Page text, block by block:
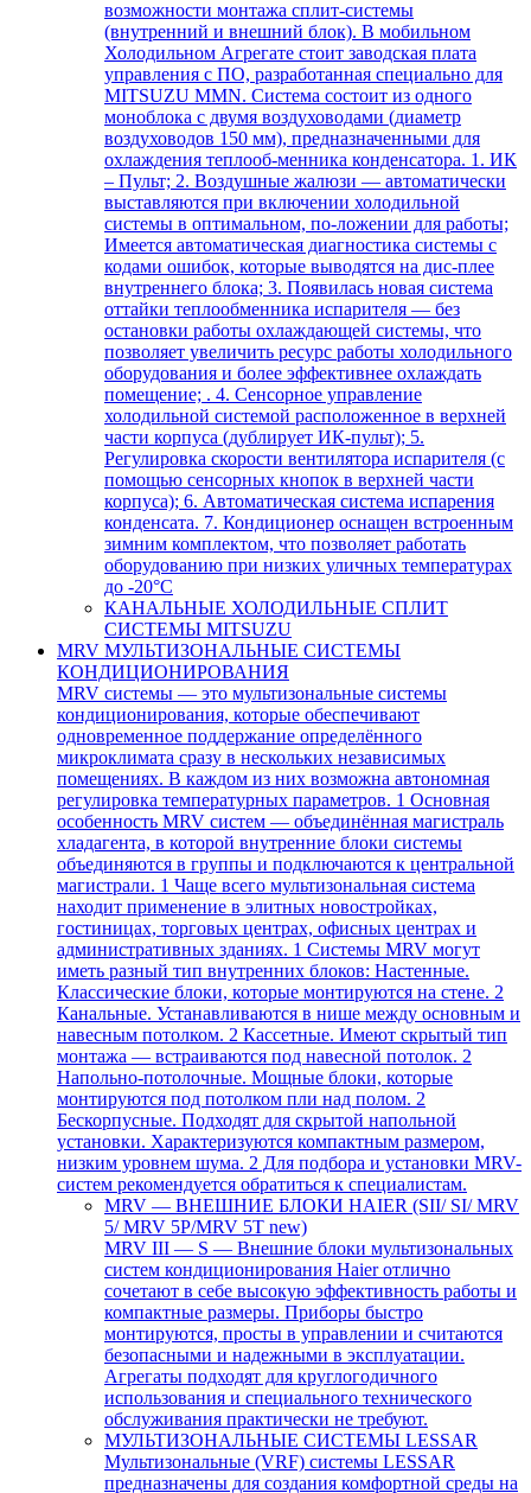
возможности монтажа сплит-системы
(внутренний и внешний блок). В мобильном
Холодильном Агрегате стоит заводская плата
управления с ПО, разработанная специально для
MITSUZU MMN. Система состоит из одного
моноблока с двумя воздуховодами (диаметр
воздуховодов 150 мм), предназначенными для
охлаждения теплооб-менника конденсатора. 1. ИК
– Пульт; 2. Воздушные жалюзи — автоматически
выставляются при включении холодильной
системы в оптимальном, по-ложении для работы;
Имеется автоматическая диагностика системы с
кодами ошибок, которые выводятся на дис-плее
внутреннего блока; 3. Появилась новая система
оттайки теплообменника испарителя — без
остановки работы охлаждающей системы, что
позволяет увеличить ресурс работы холодильного
оборудования и более эффективнее охлаждать
помещение; . 4. Сенсорное управление
холодильной системой расположенное в верхней
части корпуса (дублирует ИК-пульт); 5.
Регулировка скорости вентилятора испарителя (с
помощью сенсорных кнопок в верхней части
корпуса); 6. Автоматическая система испарения
конденсата. 7. Кондиционер оснащен встроенным
зимним комплектом, что позволяет работать
оборудованию при низких уличных температурах
до -20°С
КАНАЛЬНЫЕ ХОЛОДИЛЬНЫЕ СПЛИТ
СИСТЕМЫ MITSUZU
MRV МУЛЬТИЗОНАЛЬНЫЕ СИСТЕМЫ
КОНДИЦИОНИРОВАНИЯ
MRV системы — это мультизональные системы
кондиционирования, которые обеспечивают
одновременное поддержание определённого
микроклимата сразу в нескольких независимых
помещениях. В каждом из них возможна автономная
регулировка температурных параметров. 1 Основная
особенность MRV систем — объединённая магистраль
хладагента, в которой внутренние блоки системы
объединяются в группы и подключаются к центральной
магистрали. 1 Чаще всего мультизональная система
находит применение в элитных новостройках,
гостиницах, торговых центрах, офисных центрах и
административных зданиях. 1 Системы MRV могут
иметь разный тип внутренних блоков: Настенные.
Классические блоки, которые монтируются на стене. 2
Канальные. Устанавливаются в нише между основным и
навесным потолком. 2 Кассетные. Имеют скрытый тип
монтажа — встраиваются под навесной потолок. 2
Напольно-потолочные. Мощные блоки, которые
монтируются под потолком пли над полом. 2
Бескорпусные. Подходят для скрытой напольной
установки. Характеризуются компактным размером,
низким уровнем шума. 2 Для подбора и установки MRV-
систем рекомендуется обратиться к специалистам.
MRV — ВНЕШНИЕ БЛОКИ HAIER (SII/ SI/ MRV
5/ MRV 5P/MRV 5T new)
MRV III — S — Внешние блоки мультизональных
систем кондиционирования Haier отлично
сочетают в себе высокую эффективность работы и
компактные размеры. Приборы быстро
монтируются, просты в управлении и считаются
безопасными и надежными в эксплуатации.
Агрегаты подходят для круглогодичного
использования и специального технического
обслуживания практически не требуют.
МУЛЬТИЗОНАЛЬНЫЕ СИСТЕМЫ LESSAR
Мультизональные (VRF) системы LESSAR
предназначены для создания комфортной среды на